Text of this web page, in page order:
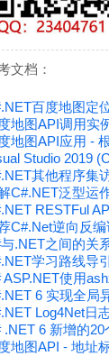
文档：
百度地图定
地图API调用实
地图API应用 -
Studio 2019
其他程序集
C#.NET泛型运
RESTFul
C#.Net逆向反
.NET之间的关
学习路线导
ASP.NET使用
6 实现全局
Log4Net日
.NET 6 新增的
地图API - 地址